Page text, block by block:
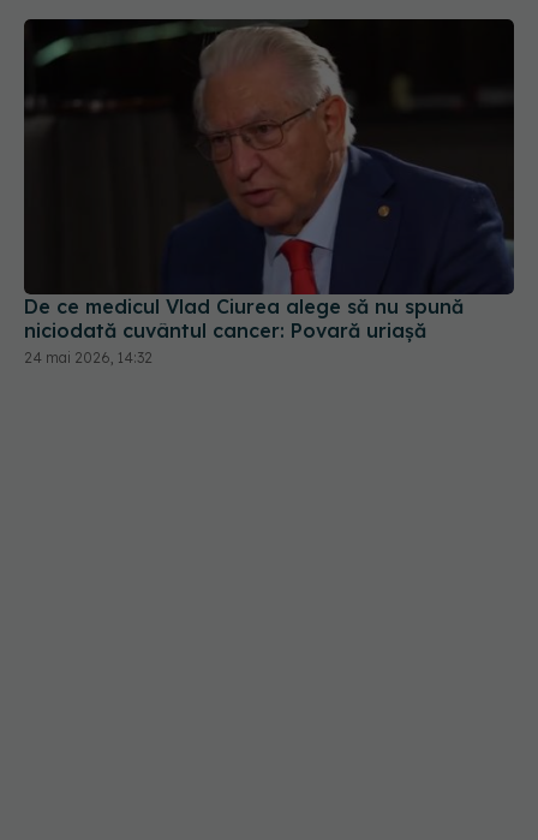
De ce medicul Vlad Ciurea alege să nu spună
niciodată cuvântul cancer: Povară uriașă
24 mai 2026, 14:32